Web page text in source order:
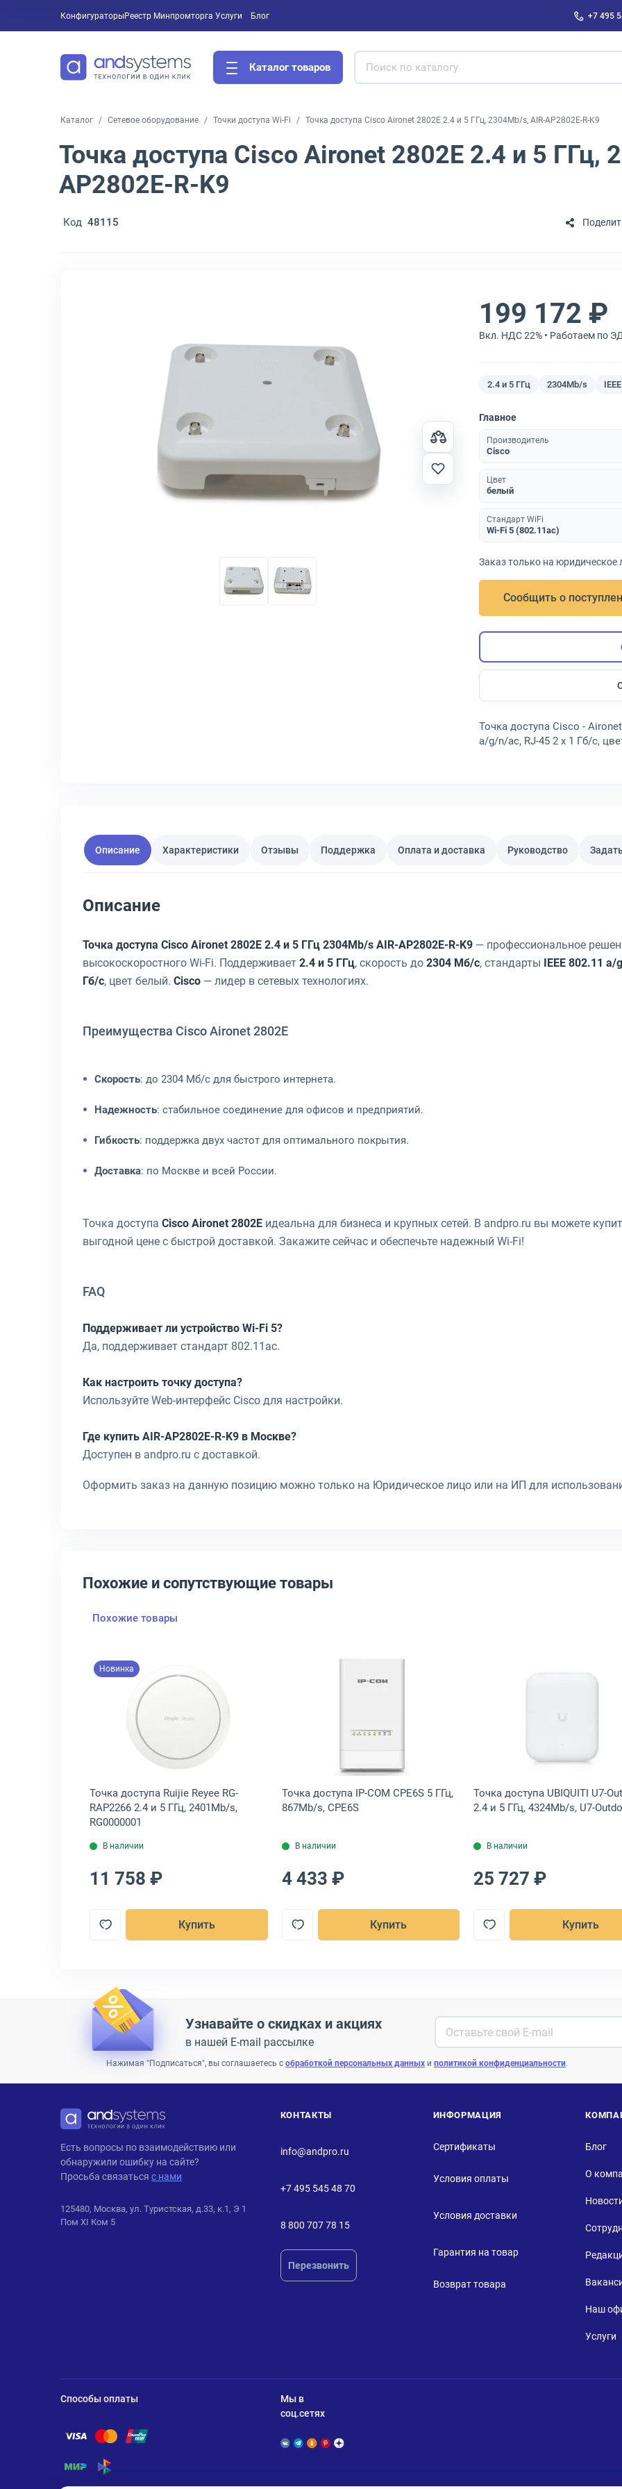
Конфигураторы Услуги
Реестр Минпромторга Блог +7 495
Каталог товаров
Каталог Сетевое оборудование Точки доступа Wi-Fi Точка доступа Cisco Aironet 2802E 2.4 и 5 ГГц, 2304Mb/s, AIR-AP2802E-R-K9
Точка доступа Cisco Aironet 2802E 2.4 и 5 ГГц,
AP2802E-R-K9
Код 48115
199 172 ₽
Вкл. НДС 22% • Работаем по
2.4 и 5 ГГц 2304Mb/s
Главное
Производитель
Cisco
Цвет
белый
Стандарт WiFi
Wi-Fi 5 (802.11ac)
Заказ только на юридическое
Сообщить о
Точка доступа Cisco -
a/g/n/ac, RJ-45 2 x 1 Гб/с,
Описание Характеристики Отзывы Поддержка Оплата и доставка Руководство
Описание
Точка доступа Cisco Aironet 2802E 2.4 и 5 ГГц 2304Mb/s AIR-AP2802E-R-K9 — профессиональное
высокоскоростного Wi-Fi. Поддерживает 2.4 и 5 ГГц, скорость до 2304 Мб/с, стандарты IEEE 802.11 a/
Гб/с, цвет белый. Cisco — лидер в сетевых технологиях.
Преимущества Cisco Aironet 2802E
Скорость: до 2304 Мб/с для быстрого интернета.
Надежность: стабильное соединение для офисов и предприятий.
Гибкость: поддержка двух частот для оптимального покрытия.
Доставка: по Москве и всей России.
Точка доступа Cisco Aironet 2802E идеальна для бизнеса и крупных сетей. В andpro.ru вы можете
выгодной цене с быстрой доставкой. Закажите сейчас и обеспечьте надежный Wi-Fi!
FAQ
Поддерживает ли устройство Wi-Fi 5?
Да, поддерживает стандарт 802.11ac.
Как настроить точку доступа?
Используйте Web-интерфейс Cisco для настройки.
Где купить AIR-AP2802E-R-K9 в Москве?
Доступен в andpro.ru с доставкой.
Оформить заказ на данную позицию можно только на Юридическое лицо или на ИП для
Похожие и сопутствующие товары
Похожие товары
2.4 и 5 ГГц, 2304Mb/s, AIR-AP3802I-R-K9
товар: Точка доступа TP-Link EAP110 2.4 ГГц, 300Mb/s, EAP110
Новинка
Открыть товар: Точка доступа Ruijie Reyee RG-RAP2266 2.4 и 5 ГГц, 2401Mb/s, RG0000001
Точка доступа Ruijie Reyee RG-
RAP2266 2.4 и 5 ГГц, 2401Mb/s,
RG0000001
В наличии
11 758 ₽
Купить
Открыть товар: Точка доступа IP-COM CPE6S 5 ГГц,
Точка доступа IP-COM CPE6S 5 ГГц,
867Mb/s, CPE6S
В наличии
4 433 ₽
Купить
Открыть
Точка доступа UBIQUITI U7-
2.4 и 5 ГГц, 4324Mb/s, U7-
В наличии
25 727 ₽
Купить
Узнавайте о скидках и акциях
в нашей E-mail рассылке
Нажимая "Подписаться", вы соглашаетесь с обработкой персональных данных и политикой конфиденциальности.
ANDPRO
Есть вопросы по взаимодействию или
обнаружили ошибку на сайте?
Просьба связаться с нами
125480, Москва, ул. Туристская, д.33, к.1, Э 1
Пом XI Ком 5
КОНТАКТЫ
info@andpro.ru
+7 495 545 48 70
8 800 707 78 15
Перезвонить
ИНФОРМАЦИЯ
Сертификаты
Условия оплаты
Условия доставки
Гарантия на товар
Возврат товара
Блог
О
Наш
Услуги
Способы оплаты
Помощь по оплате Visa
Помощь по оплате Mastercard
Помощь по оплате UnionPay
Помощь по оплате Мир
Помощь по оплате СБП
Мы в
соц.сетях